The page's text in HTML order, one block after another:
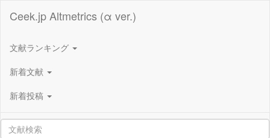
Ceek.jp Altmetrics (α ver.)
文献ランキング
新着文献
新着投稿